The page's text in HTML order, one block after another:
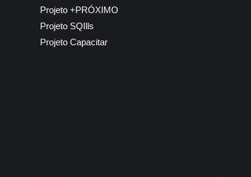
Projeto +PRÓXIMO
Projeto SQIlls
Projeto Capacitar